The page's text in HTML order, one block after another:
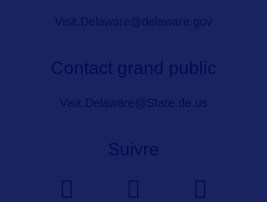
Visit.Delaware@delaware.gov
Contact grand public
Visit.Delaware@State.de.us
Suivre